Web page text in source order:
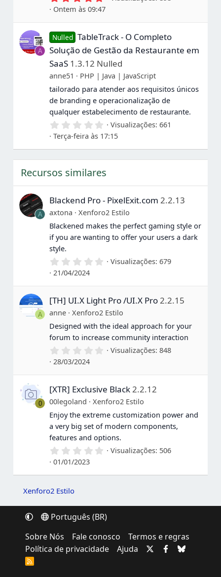
,
0
0
s
r
e
l
a
s
Ontem às 09:47
A
Nulled TableTrack - O Completo
Solução de Gestão da Restaurante em
SaaS 1.3.12 Nulled
anne51
PHP | Java | JavaScript
tailorado para atender aos requisitos únicos
de branding e operacionalização de
qualquer estabelecimento de restaurante.
0
,
0
0
t
r
e
a
s
Visualizações 661
Terça-feira às 17:15
Recursos similares
A
Blackend Pro - PixelExit.com 2.2.13
axtona
Xenforo2 Estilo
Blackened makes the perfect gaming style or
if you are wanting to offer your users a dark
style.
0
0
s
t
r
e
l
a
s
Visualizações 679
21/04/2024
A
[TH] UI.X Light Pro /UI.X Pro2.2.15
anne
Xenforo2 Estilo
Designed with the ideal approach for your
forum to increase community interaction
0
0
s
t
r
e
l
a
s
Visualizações 848
28/03/2024
0
[XTR] Exclusive Black2.2.12
00legoland
Xenforo2 Estilo
Enjoy the extreme customization power and
a very big set of modern components,
features and options.
0
0
r
e
l
s
Visualizações 506
01/01/2023
Xenforo2 Estilo
Português (BR)
Sobre Nós
Fale conosco
Termos e regras
Política de privacidade
Ajuda
R